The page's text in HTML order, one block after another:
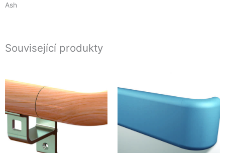
Ash
Související produkty